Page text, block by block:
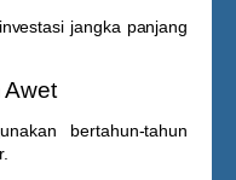
jangka panjang
Awet
bertahun-tahun